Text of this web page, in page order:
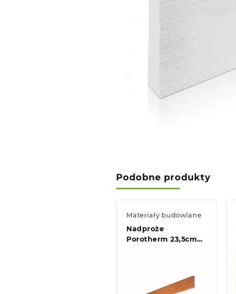
Podobne produkty
Materiały budowlane
Nadproże
Porotherm 23,5cm